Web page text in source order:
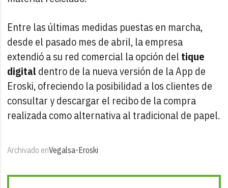
Entre las últimas medidas puestas en marcha,
desde el pasado mes de abril, la empresa
extendió a su red comercial la opción del tique
digitaldentro de la nueva versión de la App de
Eroski, ofreciendo la posibilidad a los clientes de
consultar y descargar el recibo de la compra
realizada como alternativa al tradicional de papel.
Archivado enVegalsa-Eroski